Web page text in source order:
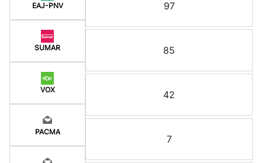
EAJ-PNV
SUMAR
VOX
PACMA
97
85
42
7